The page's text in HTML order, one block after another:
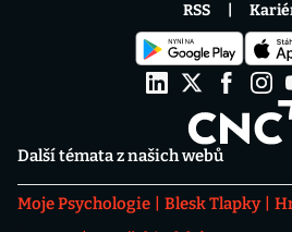
Další témata z našich webů
Moje Psychologie Blesk Tlapky
RSS